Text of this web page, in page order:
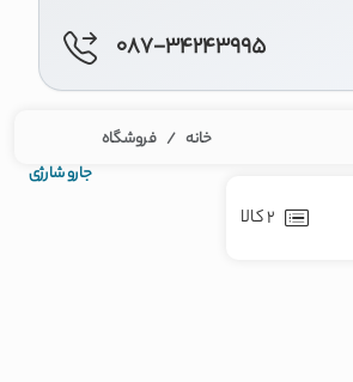
087-34243995
خانه
فروشگاه
جارو شارژی
2 کالا